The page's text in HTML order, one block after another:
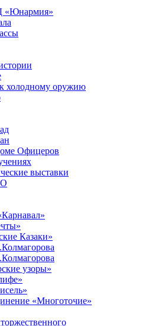
«Юнармия»
холодному оружию
Офицеров
выставки
Казаки»
узоры»
«Многоточие»